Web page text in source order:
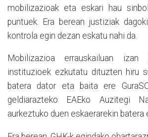
mobilizazioak eta eskari hau
puntuek. Era berean justiziak
kontrola egin dezan eskatu nahi da.
Mobilizazioa errauskailuan
instituzioek ezkutatu dituzten hiru
batera dator eta baita ere
geldiarazteko EAEko Auzitegi
aurkeztuko duen eskaerarekin batera